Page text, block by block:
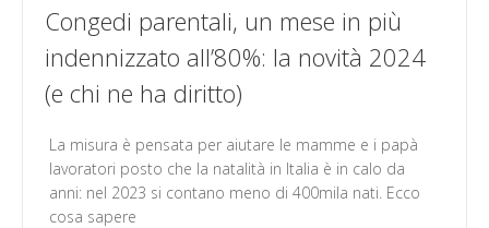
Congedi parentali, un mese in più
indennizzato all’80%: la novità 2024
(e chi ne ha diritto)
La misura è pensata per aiutare le mamme e i papà
lavoratori posto che la natalità in Italia è in calo da
anni: nel 2023 si contano meno di 400mila nati. Ecco
cosa sapere